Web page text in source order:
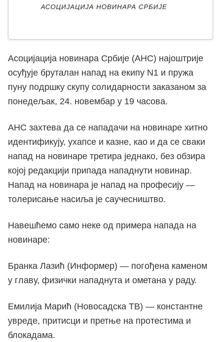
Асоцијација новинара Србије (АНС) најоштрије
осуђује бруталан напад на екипу N1 и пружа
пуну подршку скупу солидарности заказаном за
понедељак, 24. новембар у 19 часова.
АНС захтева да се нападачи на новинаре хитно
идентификују, ухапсе и казне, као и да се сваки
напад на новинаре третира једнако, без обзира
којој редакцији припада нападнути новинар.
Напад на новинара је напад на професију —
толерисање насиља је саучесништво.
Навешћемо само неке од примера напада на
новинаре:
Бранка Лазић (Информер) — погођена каменом
у главу, физички нападнута и ометана у раду.
Емилија Марић (Новосадска ТВ) — константне
увреде, притисци и претње на протестима и
блокадама.